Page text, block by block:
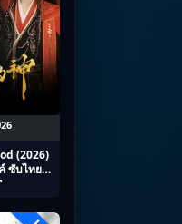
(2026)
ซับไทย